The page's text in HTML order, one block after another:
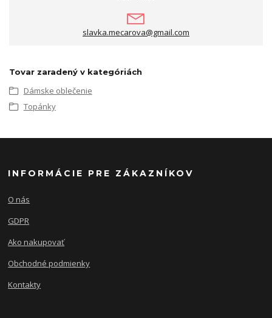
slavka.mecarova@gmail.com
Tovar zaradený v kategóriách
Dámske oblečenie
Topánky
INFORMÁCIE PRE ZÁKAZNÍKOV
O nás
GDPR
Ako nakupovať
Obchodné podmienky
Kontakty